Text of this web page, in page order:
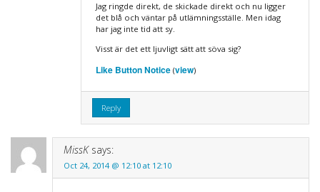
Jag ringde direkt, de skickade direkt och nu ligger
det blå och väntar på utlämningsställe. Men idag
har jag inte tid att sy.
Visst är det ett ljuvligt sätt att söva sig?
Like Button Notice(view)
Reply
MissK says:
Oct 24, 2014 @ 12:10 at 12:10